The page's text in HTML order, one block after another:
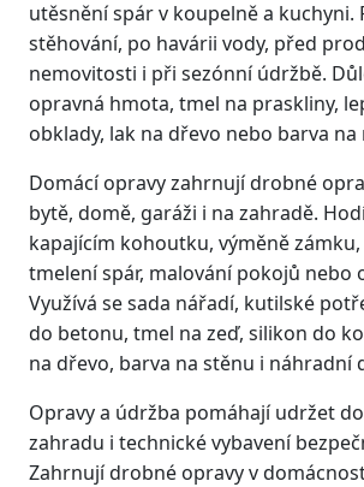
utěsnění spár v koupelně a kuchyni.
stěhování, po havárii vody, před
nemovitosti i při sezónní údržbě.
opravná hmota, tmel na praskliny,
obklady, lak na dřevo nebo barva na
Domácí opravy zahrnují drobné
bytě, domě, garáži i na zahradě.
kapajícím kohoutku, výměně
tmelení spár, malování pokojů nebo
Využívá se sada nářadí, kutilské
do betonu, tmel na zeď, silikon do
na dřevo, barva na stěnu i náhradní
Opravy a údržba pomáhají udržet
zahradu i technické vybavení
Zahrnují drobné opravy v